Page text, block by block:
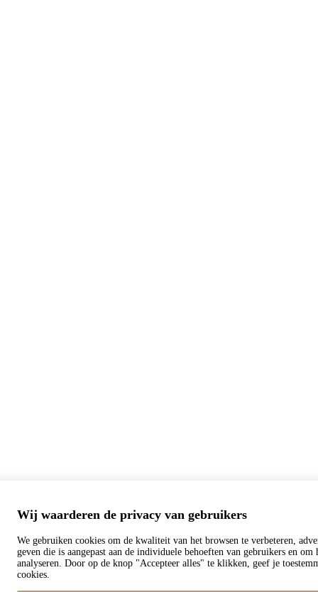
Wij waarderen de privacy van gebruikers
We gebruiken cookies om de kwaliteit van het browsen te verbeteren,
geven die is aangepast aan de individuele behoeften van gebruikers en om
analyseren. Door op de knop "Accepteer alles" te klikken, geef je
cookies.